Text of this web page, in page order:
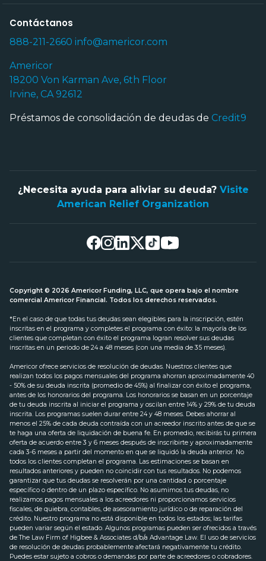
Contáctanos
888-211-2660 info@americor.com
Americor
18200 Von Karman Ave, 6th Floor
Irvine, CA 92612
Préstamos de consolidación de deudas de Credit9
¿Necesita ayuda para aliviar su deuda? Visite
American Relief Organization
Copyright © 2026 Americor Funding, LLC, que opera bajo el nombre
comercial Americor Financial. Todos los derechos reservados.
*En el caso de que todas tus deudas sean elegibles para la inscripción, estén
inscritas en el programa y completes el programa con éxito: la mayoría de los
clientes que completan con éxito el programa logran resolver sus deudas
inscritas en un periodo de 24 a 48 meses (con una media de 35 meses).
Americor ofrece servicios de resolución de deudas. Nuestros clientes que
realizan todos los pagos mensuales del programa ahorran aproximadamente 40
- 50% de su deuda inscrita (promedio de 45%) al finalizar con éxito el programa,
antes de los honorarios del programa. Los honorarios se basan en un porcentaje
de tu deuda inscrita al iniciar el programa y oscilan entre 14% y 29% de tu deuda
inscrita. Los programas suelen durar entre 24 y 48 meses. Debes ahorrar al
menos el 25% de cada deuda contraída con un acreedor inscrito antes de que se
te haga una oferta de liquidación de buena fe. En promedio, recibirás tu primera
oferta de acuerdo entre 3 y 6 meses después de inscribirte y aproximadamente
cada 3-6 meses a partir del momento en que se liquidó la deuda anterior. No
todos los clientes completan el programa. Las estimaciones se basan en
resultados anteriores y pueden no coincidir con tus resultados. No podemos
garantizar que tus deudas se resolverán por una cantidad o porcentaje
específico o dentro de un plazo específico. No asumimos tus deudas, no
realizamos pagos mensuales a los acreedores ni proporcionamos servicios
fiscales, de quiebra, contables, de asesoramiento jurídico o de reparación del
crédito. Nuestro programa no está disponible en todos los estados; las tarifas
pueden variar según el estado. Algunos programas pueden ser ofrecidos a través
de The Law Firm of Higbee & Associates d/b/a Advantage Law. El uso de servicios
de resolución de deudas probablemente afectará negativamente tu crédito.
Puedes estar sujeto a cobros o demandas por parte de acreedores o cobradores.